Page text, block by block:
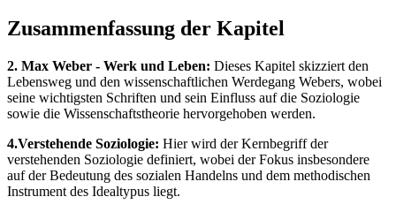
Zusammenfassung der Kapitel
2. Max Weber - Werk und Leben: Dieses Kapitel skizziert den
Lebensweg und den wissenschaftlichen Werdegang Webers, wobei
seine wichtigsten Schriften und sein Einfluss auf die Soziologie
sowie die Wissenschaftstheorie hervorgehoben werden.
4.Verstehende Soziologie: Hier wird der Kernbegriff der
verstehenden Soziologie definiert, wobei der Fokus insbesondere
auf der Bedeutung des sozialen Handelns und dem methodischen
Instrument des Idealtypus liegt.